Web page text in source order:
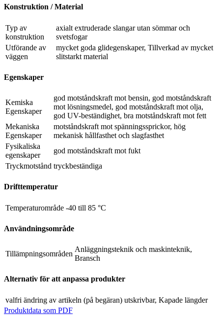
Konstruktion / Material
Typ av
konstruktion
axialt extruderade slangar utan sömmar och
svetsfogar
Utförande av
väggen
mycket goda glidegenskaper, Tillverkad av mycket
slitstarkt material
Egenskaper
Kemiska
Egenskaper
god motståndskraft mot bensin, god motståndskraft
mot lösningsmedel, god motståndskraft mot olja,
god UV-beständighet, bra motståndskraft mot fett
Mekaniska
Egenskaper
motståndskraft mot spänningssprickor, hög
mekanisk hållfasthet och slagfasthet
Fysikaliska
egenskaper
god motståndskraft mot fukt
Tryckmotstånd tryckbeständiga
Drifttemperatur
Temperaturområde -40 till 85 °C
Användningsområde
Tillämpningsområden
Anläggningsteknik och maskinteknik,
Bransch
Alternativ för att anpassa produkter
valfri ändring av artikeln (på begäran) utskrivbar, Kapade längder
Produktdata som PDF